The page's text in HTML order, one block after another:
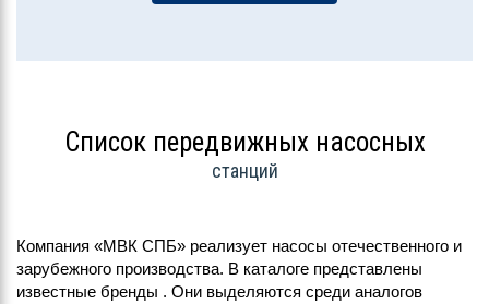
Список передвижных насосных
станций
Компания «МВК СПБ» реализует насосы отечественного и
зарубежного производства. В каталоге представлены
известные бренды . Они выделяются среди аналогов